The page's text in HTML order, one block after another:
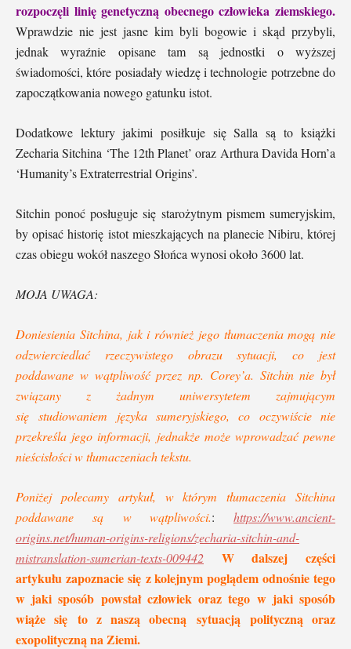
rozpoczęli linię genetyczną obecnego człowieka ziemskiego.
Wprawdzie nie jest jasne kim byli bogowie i skąd przybyli,
jednak wyraźnie opisane tam są jednostki o wyższej
świadomości, które posiadały wiedzę i technologie potrzebne do
zapoczątkowania nowego gatunku istot.
Dodatkowe lektury jakimi posiłkuje się Salla są to książki
Zecharia Sitchina ‘The 12th Planet’ oraz Arthura Davida Horn’a
‘Humanity’s Extraterrestrial Origins’.
Sitchin ponoć posługuje się starożytnym pismem sumeryjskim,
by opisać historię istot mieszkających na planecie Nibiru, której
czas obiegu wokół naszego Słońca wynosi około 3600 lat.
MOJA UWAGA:
Doniesienia Sitchina, jak i również jego tłumaczenia mogą nie
odzwierciedlać rzeczywistego obrazu sytuacji, co jest
poddawane w wątpliwość przez np. Corey’a. Sitchin nie był
związany z żadnym uniwersytetem zajmującym
się studiowaniem języka sumeryjskiego, co oczywiście nie
przekreśla jego informacji, jednakże może wprowadzać pewne
nieścisłości w tłumaczeniach tekstu.
Poniżej polecamy artykuł, w którym tłumaczenia Sitchina
poddawane są w wątpliwości.: https://www.ancient-
origins.net/human-origins-religions/zecharia-sitchin-and-
mistranslation-sumerian-texts-009442
W dalszej części
artykułu zapoznacie się z kolejnym poglądem odnośnie tego
w jaki sposób powstał człowiek oraz tego w jaki sposób
wiąże się to z naszą obecną sytuacją polityczną oraz
exopolityczną na Ziemi.